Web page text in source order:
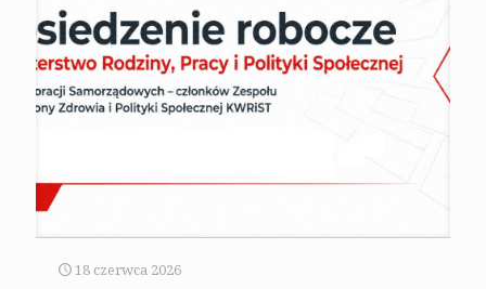
18 czerwca 2026